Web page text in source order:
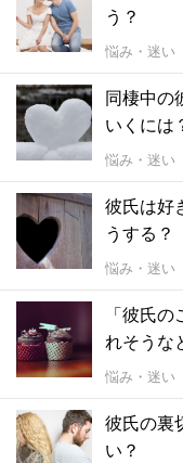
う？
悩み・迷い
同棲中の
いくには
悩み・迷い
彼氏は好
うする？
悩み・迷い
「彼氏
れそうな
悩み・迷い
彼氏の裏
い？